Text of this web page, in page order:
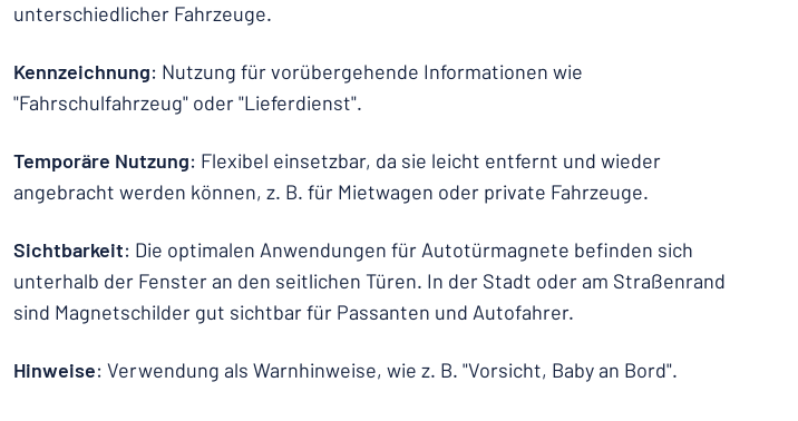
unterschiedlicher Fahrzeuge.
Kennzeichnung: Nutzung für vorübergehende Informationen wie
"Fahrschulfahrzeug" oder "Lieferdienst".
Temporäre Nutzung: Flexibel einsetzbar, da sie leicht entfernt und wieder
angebracht werden können, z. B. für Mietwagen oder private Fahrzeuge.
Sichtbarkeit: Die optimalen Anwendungen für Autotürmagnete befinden sich
unterhalb der Fenster an den seitlichen Türen. In der Stadt oder am Straßenrand
sind Magnetschilder gut sichtbar für Passanten und Autofahrer.
Hinweise: Verwendung als Warnhinweise, wie z. B. "Vorsicht, Baby an Bord".